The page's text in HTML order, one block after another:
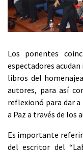
Los ponentes
espectadores
libros del
autores, para así
reflexionó para dar
a Paz a través de los
Es importante
del escritor del